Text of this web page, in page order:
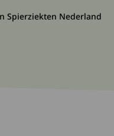
Spierziekten Nederland